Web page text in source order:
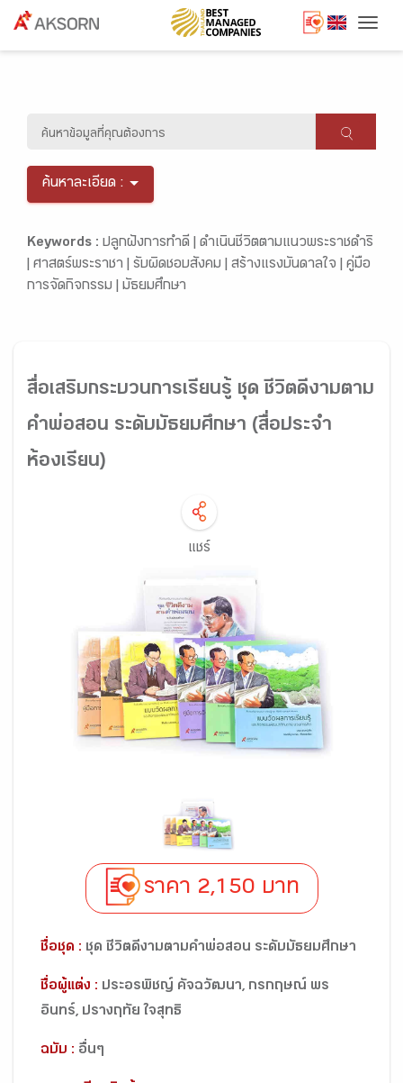
ค้นหาละเอียด :
Keywords : ปลูกฝังการทำดี | ดำเนินชีวิตตามแนวพระราชดำริ
ศาสตร์พระราชา | รับผิดชอบสังคม | สร้างแรงบันดาลใจ | คู่มือ
การจัดกิจกรรม | มัธยมศึกษา
สื่อเสริมกระบวนการเรียนรู้ ชุด ชีวิตดีงามตาม
คำพ่อสอน ระดับมัธยมศึกษา (สื่อประจำ
ห้องเรียน)
แชร์
ราคา 2,150 บาท
ชื่อชุด : ชุด ชีวิตดีงามตามคำพ่อสอน ระดับมัธยมศึกษา
ชื่อผู้แต่ง :
อินทร์, ปรางฤทัย ใจสุทธิ
ฉบับ : อื่นๆ